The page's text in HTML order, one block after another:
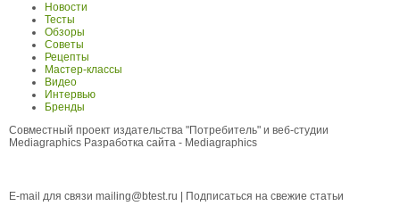
Новости
Тесты
Обзоры
Советы
Рецепты
Мастер-классы
Видео
Интервью
Бренды
Совместный проект издательства "Потребитель" и веб-студии
Mediagraphics Разработка сайта - Mediagraphics
E-mail для связи mailing@btest.ru
Подписаться на свежие статьи